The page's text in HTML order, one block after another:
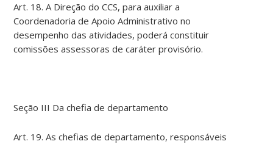
Art. 18. A Direção do CCS, para auxiliar a
Coordenadoria de Apoio Administrativo no
desempenho das atividades, poderá constituir
comissões assessoras de caráter provisório.
Seção III Da chefia de departamento
Art. 19. As chefias de departamento, responsáveis